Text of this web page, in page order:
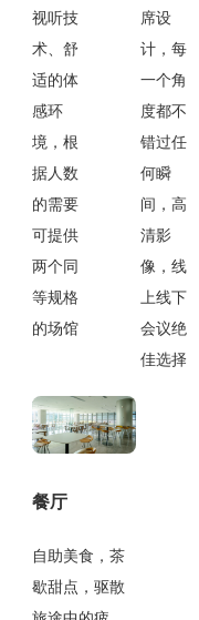
视听技
术、舒
适的体
感环
境，根
据人数
的需要
可提供
两个同
等规格
的场馆
席设
计，每
一个角
度都不
错过任
何瞬
间，高
清影
像，线
上线下
会议绝
佳选择
餐厅
自助美食，茶
歇甜点，驱散